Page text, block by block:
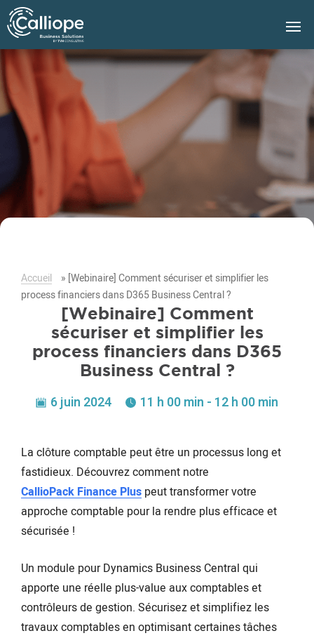
Groupe
Calliope
Accueil » [Webinaire] Comment sécuriser et simplifier les
process financiers dans D365 Business Central ?
[Webinaire] Comment
sécuriser et simplifier les
process financiers dans D365
Business Central ?
6 juin 2024
11 h 00 min - 12 h 00 min
La clôture comptable peut être un processus long et
fastidieux. Découvrez comment notre
CallioPack Finance Plus peut transformer votre
approche comptable pour la rendre plus efficace et
sécurisée !
Un module pour Dynamics Business Central qui
apporte une réelle plus-value aux comptables et
contrôleurs de gestion. Sécurisez et simplifiez les
travaux comptables en optimisant certaines tâches